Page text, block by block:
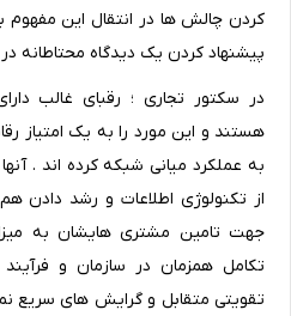
کردن چالش ها در انتقال این مفهوم
پیشنهاد کردن یک دیدگاه محتاطانه
در سکتور تجاری ؛ رقبای غالب
هستند و این مورد را به یک امتیاز
به عملکرد میانی شبکه کرده اند .
از تکنولوژی اطلاعات و رشد دادن هم
جهت تامین مشتری هایشان به
تکامل همزمان در سازمان و
تقویتی متقابل و گرایش های سریع